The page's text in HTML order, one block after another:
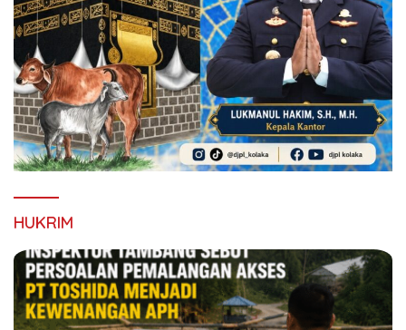
HUKRIM